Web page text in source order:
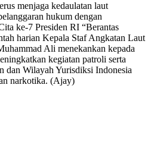
menjaga kedaulatan laut
hukum dengan
ke-7 Presiden RI “Berantas
harian Kepala Staf Angkatan Laut
Ali menekankan kepada
kegiatan patroli serta
dan Wilayah Yurisdiksi Indonesia
narkotika. (Ajay)